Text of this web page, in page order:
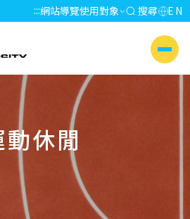
:::網站導覽使用對象 搜尋 EN
義守大學 I-SHOU UNIVERSITY
側選單
動休閒